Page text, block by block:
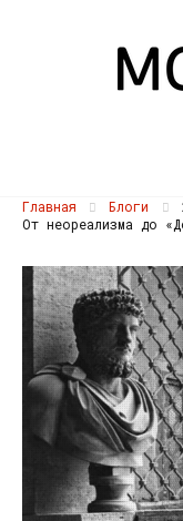
Главная Блоги
От неореализма до